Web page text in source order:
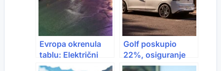
Evropa okrenula
tablu: Električni
prvi put preskočili
Golf poskupio
22%, osiguranje
43%: ADAC